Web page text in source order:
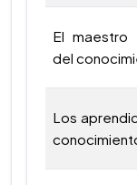
El
del
Los